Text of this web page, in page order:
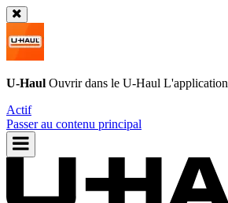
U-Haul Ouvrir dans le U-Haul L'application
Actif
Passer au contenu principal